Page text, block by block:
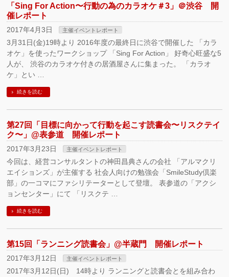
「Sing For Action〜行動の為のカラオケ＃3」＠渋谷 開
催レポート
2017年4月3日 主催イベントレポート
3月31日(金)19時より 2016年度の最終日に渋谷で開催した 「カラ
オケ」を使ったワークショップ 「Sing For Action」 好奇心旺盛な5
人が、 渋谷のカラオケ付きの居酒屋さんに集まった。 「カラオ
ケ」とい …
続きを読む
第27回「目標に向かって行動を起こす読書会〜リスクテイ
ク〜」@表参道 開催レポート
2017年3月23日 主催イベントレポート
今回は、経営コンサルタントの神田昌典さんの会社 「アルマクリ
エイションズ」が主催する 社会人向けの勉強会「SmileStudy倶楽
部」の一コマにファシリテーターとして登壇。 表参道の「アクシ
ョンセンター」にて 「リスクテ …
続きを読む
第15回「ランニング読書会」@半蔵門 開催レポート
2017年3月12日 主催イベントレポート
2017年3月12日(日) 14時より ランニングと読書会とを組み合わ